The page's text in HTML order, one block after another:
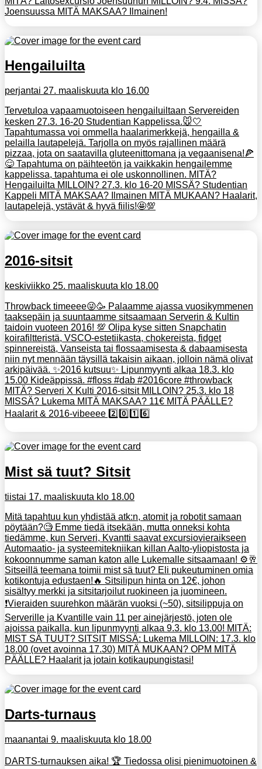
Joensuussa MITÄ MAKSAA? Ilmainen!
Hengailuilta
perjantai 27. maaliskuuta klo 16.00
Tervetuloa vapaamuotoiseen hengailuiltaan Servereiden
kesken 27.3. 16-20 Studentian Kappelissa.🐭🤍
Tapahtumassa voi ommella haalarimerkkejä, hengailla &
pelailla lautapelejä. Tarjolla on myös rajallinen määrä
pizzaa, jota on saatavilla gluteenittomana ja vegaanisena!🍕
😋 Tapahtuma on päihteetön ja vaikkakin hengailemme
kappelissa, tapahtuma ei ole uskonnollinen. MITÄ?
Hengailuilta MILLOIN? 27.3. klo 16-20 MISSÄ? Studentian
Kappeli MITÄ MAKSAA? Ilmainen MITÄ MUKAAN? Haalarit,
lautapelejä, ystävät & hyvä fiilis!🤩💯
2016-sitsit
keskiviikko 25. maaliskuuta klo 18.00
Throwback timeeee😜🥳 Palaamme ajassa vuosikymmenen
taaksepäin ja suuntaamme sitsaamaan Serverin & Kultin
taidoin vuoteen 2016! 💯 Olipa kyse sitten Snapchatin
koirafiltteristä, VSCO-estetiikasta, chokereista, fidget
spinnereistä, Vanseista tai flossaamisesta & dabaamisesta
niin nyt mennään täysillä takaisin aikaan, jolloin nämä olivat
arkipäivää. ✨2016 kutsuu✨ Lipunmyynti alkaa 18.3. klo
15.00 Kideäppissä. #floss #dab #2016core #throwback
MITÄ? Serveri X Kulti 2016-sitsit MILLOIN? 25.3. klo 18
MISSÄ? Lukema MITÄ MAKSAA? 11€ MITÄ PÄÄLLE?
Haalarit & 2016-vibeeee 2️⃣0️⃣1️⃣6️⃣
Mist sä tuut? Sitsit
tiistai 17. maaliskuuta klo 18.00
Mitä tapahtuu kun yhdistää atk:n, atomit ja robotit samaan
pöytään?🧐 Emme tiedä itsekään, mutta onneksi kohta
tiedämme, kun Serveri, Kvantti saavat excursiovieraikseen
Automaatio- ja systeemitekniikan killan Aalto-yliopistosta ja
kokoonnumme saman katon alle Lukemalle sitsaamaan! ⚙️🥂
Sitseillä teemana toimii mist sä tuut? Eli pukeutuminen omia
kotikontuja edustaen!🔥 Sitsilipun hinta on 12€, johon
sisältyy merkki ja sitsitarjoilut ruokineen ja juomineen.
❗️Vieraiden suurehkon määrän vuoksi (~50), sitsilippuja on
Serverille ja Kvantille vain 11 per ainejärjestö, joten ole
ajoissa paikalla, kun lipunmyynti alkaa 9.3. klo 13.00! MITÄ:
MIST SÄ TUUT? SITSIT MISSÄ: Lukema MILLOIN: 17.3. klo
18.00 (ovet avoinna 17.30) MITÄ MUKAAN? OPM MITÄ
PÄÄLLE? Haalarit ja jotain kotikaupungistasi!
Darts-turnaus
maanantai 9. maaliskuuta klo 18.00
DARTS-turnauksen aika! 🏆 Tiedossa olisi pienimuotoinen &